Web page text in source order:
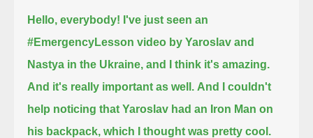
Hello, everybody! I've just seen an
#EmergencyLesson video by Yaroslav and
Nastya in the Ukraine, and I think it's amazing.
And it's really important as well. And I couldn't
help noticing that Yaroslav had an Iron Man on
his backpack, which I thought was pretty cool.